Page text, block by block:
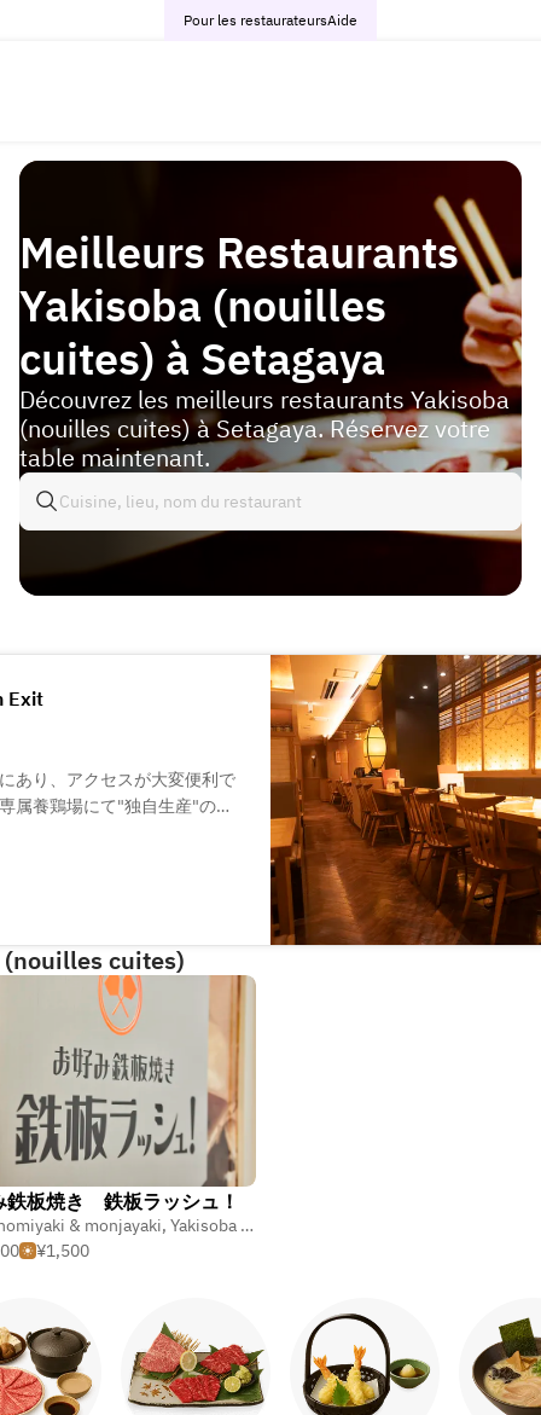
Pour les restaurateursAide
Meilleurs Restaurants
Yakisoba (nouilles
cuites) à Setagaya
Découvrez les meilleurs restaurants Yakisoba
(nouilles cuites) à Setagaya. Réservez votre
table maintenant.
Exit
あり、アクセスが大変便利で
属養鶏場にて"独自生産"の
cuites)
,Teppanyaki
鉄板焼き 鉄板ラッシュ！
& monjayaki, Yakisoba (nouilles cuites)
¥1,500